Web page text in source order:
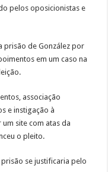
pelos oposicionistas e
prisão de González por
em um caso na
associação
e instigação à
site com atas da
o pleito.
se justificaria pelo